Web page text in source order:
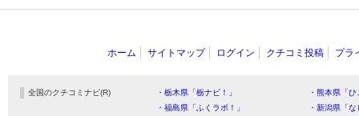
ホーム サイトマップ ログイン クチコミ投稿 プラ
全国のクチコミナビ(R) ・栃木県「栃ナビ！」
・熊本県「
・福島県「ふくラボ！」
・新潟県「